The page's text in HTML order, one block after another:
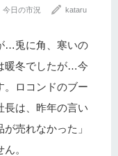
今日の市況 kataru
…兎に角、寒いの
暖冬でしたが…今
ロコンドのブー
は、昨年の言い
売れなかった」
。